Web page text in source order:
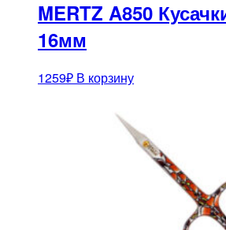
MERTZ A850
16мм
1259₽ В корзину